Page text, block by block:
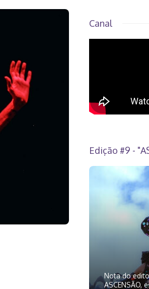
Canal
Edição #9 -
Nota do
ASCENSÃO,